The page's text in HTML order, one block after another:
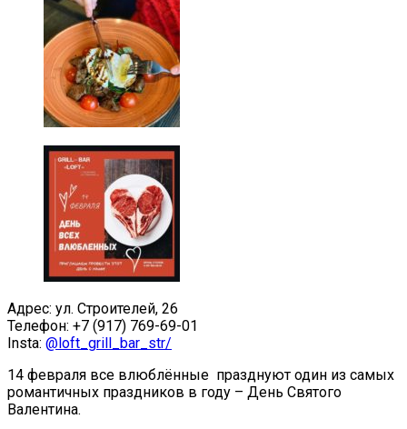
Адрес: ул. Строителей, 26
Телефон: +7 (917) 769-69-01
Insta: @loft_grill_bar_str/
14 февраля все влюблённые празднуют один из самых
романтичных праздников в году – День Святого
Валентина.